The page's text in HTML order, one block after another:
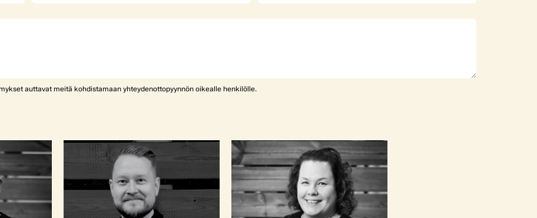
auttavat meitä kohdistamaan yhteydenottopyynnön oikealle henkilölle.